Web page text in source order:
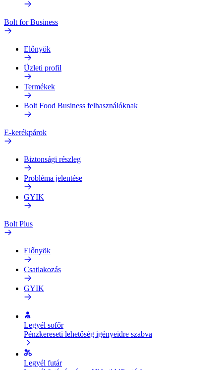
Bolt for Business
Előnyök
Üzleti profil
Termékek
Bolt Food Business felhasználóknak
E-kerékpárok
Biztonsági részleg
Probléma jelentése
GYIK
Bolt Plus
Előnyök
Csatlakozás
GYIK
Legyél sofőr
Pénzkereseti lehetőség igényeidre szabva
Legyél futár